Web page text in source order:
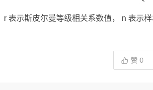
r 表示斯皮尔曼等级相关系数值， n 表示样
赞 0